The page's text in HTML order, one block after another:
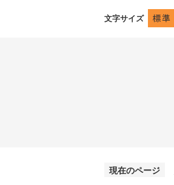
文字サイズ
現在のページ